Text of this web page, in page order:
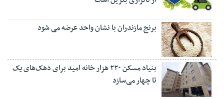
برنج مازندران با نشان واحد عرضه می شود
بنیاد مسکن ۲۲۰ هزار خانه امید برای دهک‌های یک
تا چهار می‌سازد